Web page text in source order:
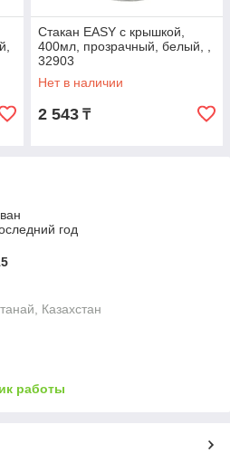
Стакан EASY с крышкой,
400мл, прозрачный, белый, ,
32903
Нет в наличии
2 543 ₸
год
Казахстан
работы